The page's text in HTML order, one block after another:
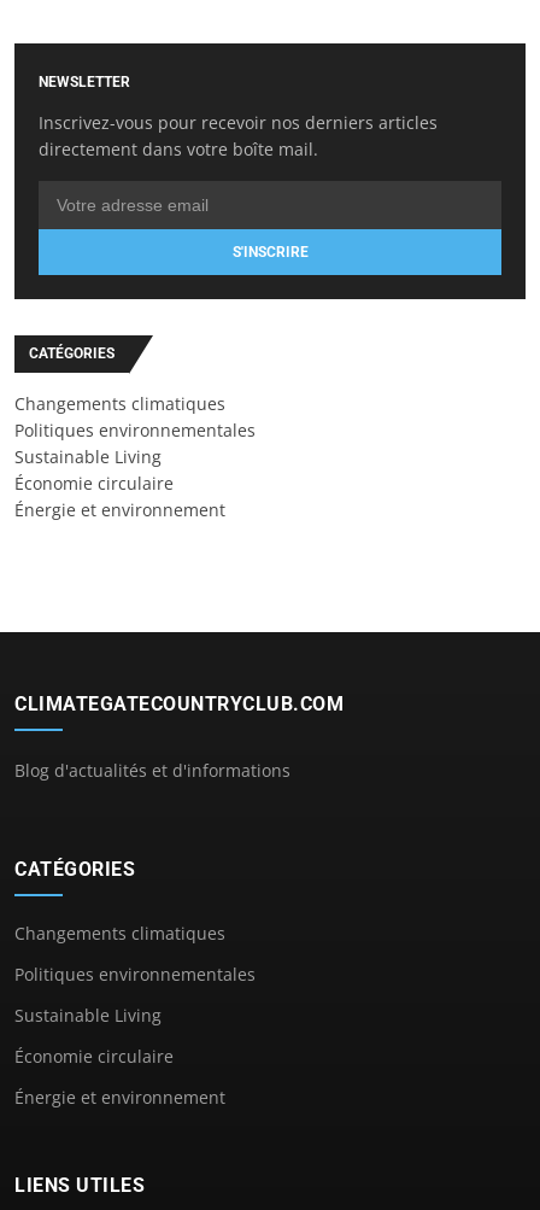
NEWSLETTER
Inscrivez-vous pour recevoir nos derniers articles
directement dans votre boîte mail.
S'INSCRIRE
CATÉGORIES
Changements climatiques
Politiques environnementales
Sustainable Living
Économie circulaire
Énergie et environnement
CLIMATEGATECOUNTRYCLUB.COM
Blog d'actualités et d'informations
CATÉGORIES
Changements climatiques
Politiques environnementales
Sustainable Living
Économie circulaire
Énergie et environnement
LIENS UTILES